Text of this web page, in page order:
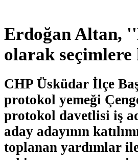
Erdoğan Altan,
olarak seçimlere
CHP Üsküdar İlçe
protokol yemeği
protokol davetlisi iş
aday adayının
toplanan yardımlar